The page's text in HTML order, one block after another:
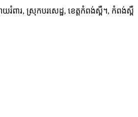
រំពារ, ស្រុកបរសេដ្ឋ, ខេត្តកំពង់ស្ពឺ។, កំពង់ស្ពឺ